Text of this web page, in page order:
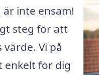
inte ensam!
steg för att
Vi på
enkelt för dig